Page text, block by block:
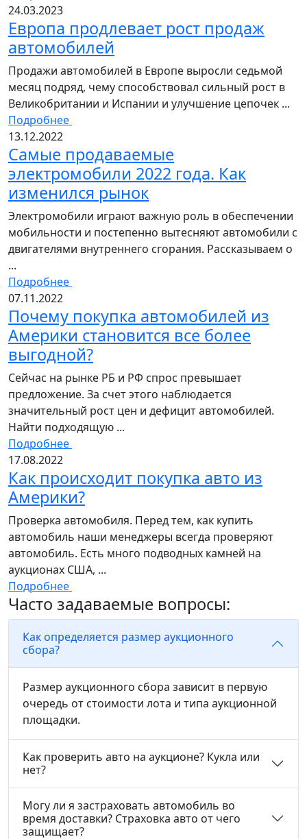
24.03.2023
Европа продлевает рост продаж
автомобилей
Продажи автомобилей в Европе выросли седьмой
месяц подряд, чему способствовал сильный рост в
Великобритании и Испании и улучшение цепочек ...
Подробнее
13.12.2022
Самые продаваемые
электромобили 2022 года. Как
изменился рынок
Электромобили играют важную роль в обеспечении
мобильности и постепенно вытесняют автомобили с
двигателями внутреннего сгорания. Рассказываем о
...
Подробнее
07.11.2022
Почему покупка автомобилей из
Америки становится все более
выгодной?
Сейчас на рынке РБ и РФ спрос превышает
предложение. За счет этого наблюдается
значительный рост цен и дефицит автомобилей.
Найти подходящую ...
Подробнее
17.08.2022
Как происходит покупка авто из
Америки?
Проверка автомобиля. Перед тем, как купить
автомобиль наши менеджеры всегда проверяют
автомобиль. Есть много подводных камней на
аукционах США, ...
Подробнее
Часто задаваемые вопросы:
Как определяется размер аукционного
сбора?
Размер аукционного сбора зависит в первую
очередь от стоимости лота и типа аукционной
площадки.
Как проверить авто на аукционе? Кукла или
нет?
Могу ли я застраховать автомобиль во
время доставки? Страховка авто от чего
защищает?